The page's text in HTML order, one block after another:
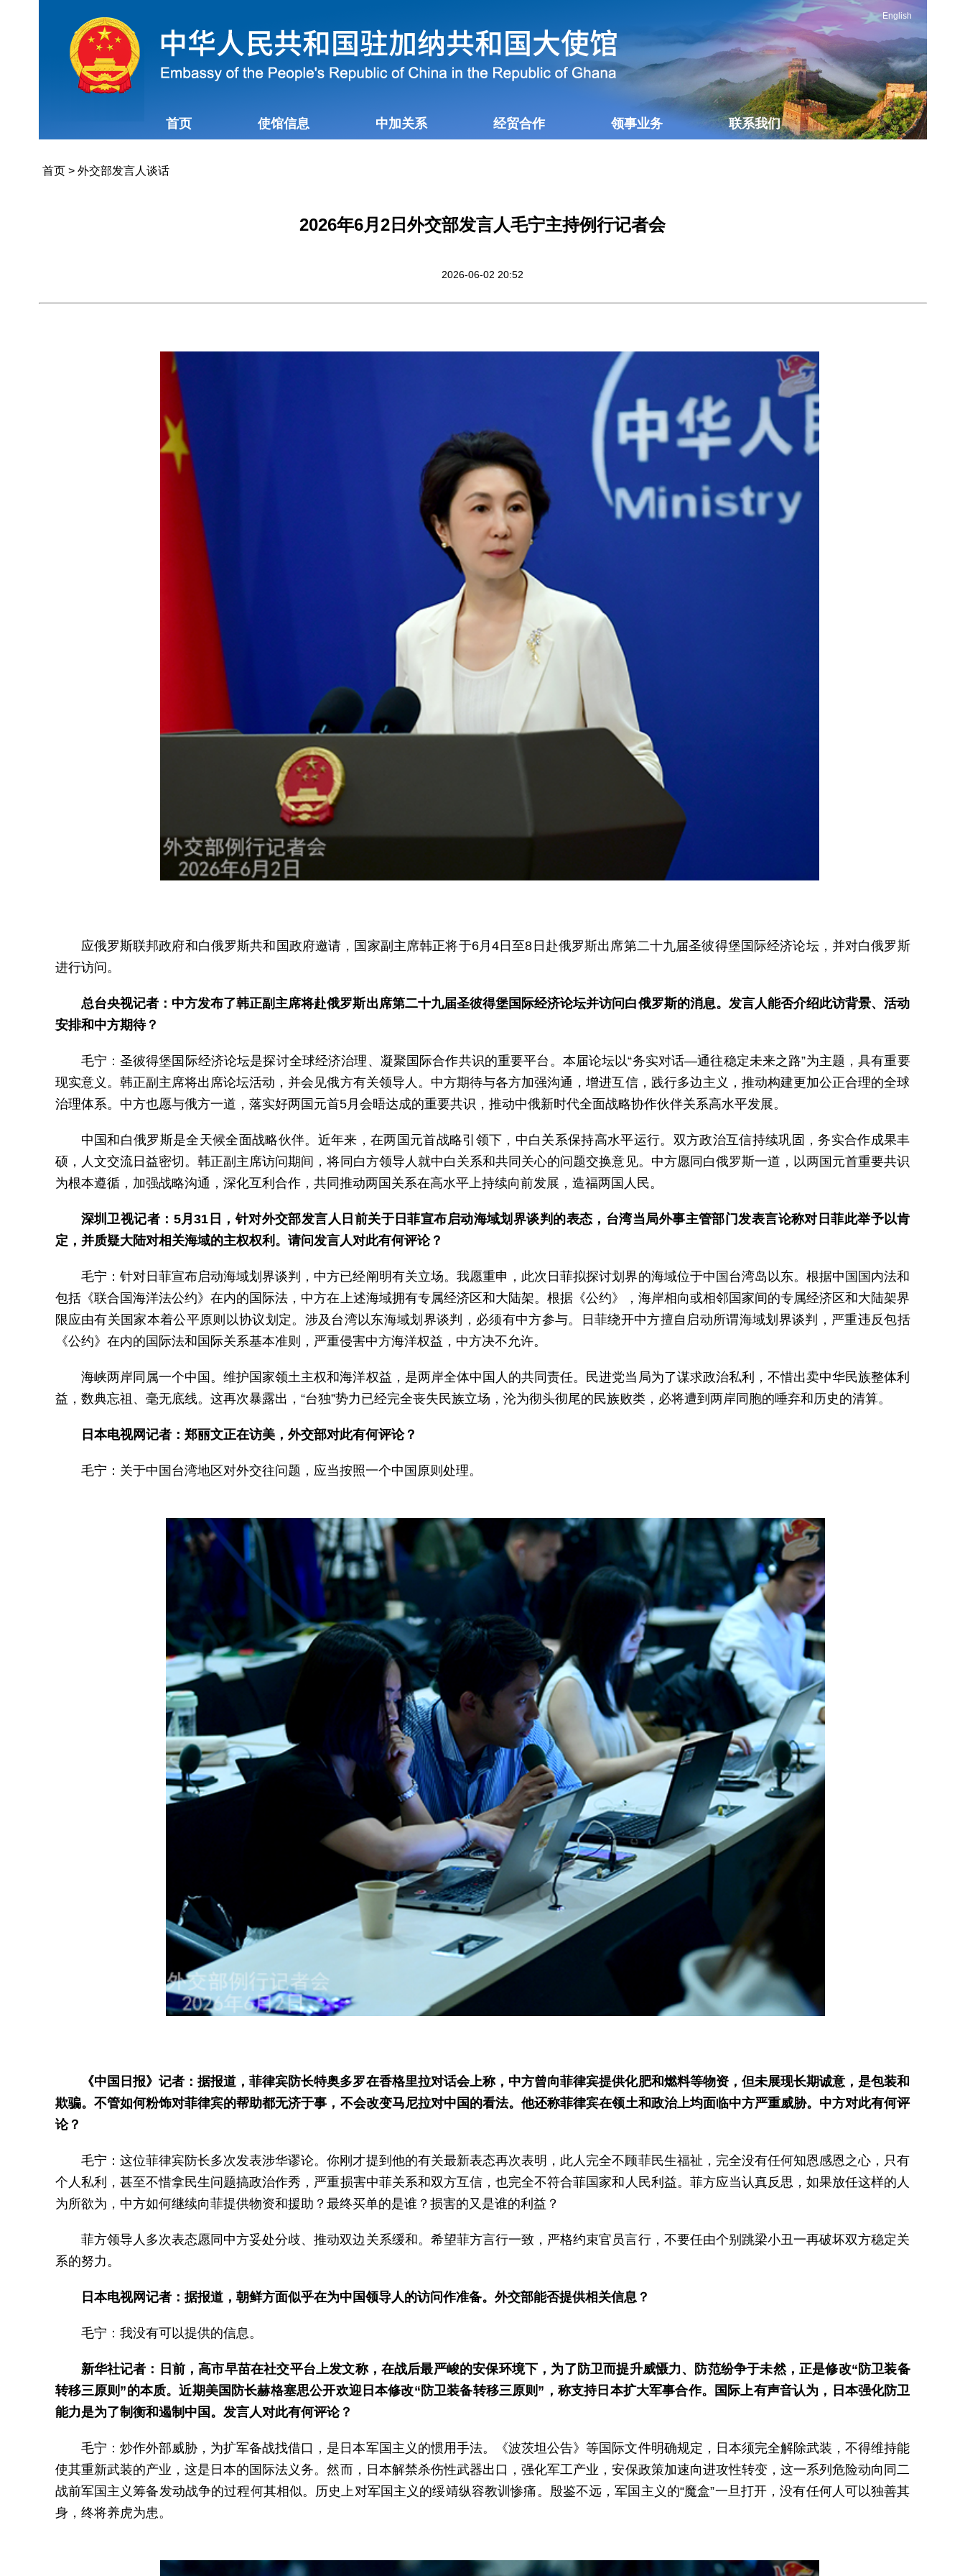
English
首页 使馆信息 中加关系 经贸合作 领事业务 联系我们
首页> 外交部发言人谈话
2026年6月2日外交部发言人毛宁主持例行记者会
2026-06-02 20:52
应俄罗斯联邦政府和白俄罗斯共和国政府邀请，国家副主席韩正将于6月4日至8日赴俄罗斯出席第二十九届圣彼得堡国际经济论坛，并对白俄罗斯
进行访问。
总台央视记者：中方发布了韩正副主席将赴俄罗斯出席第二十九届圣彼得堡国际经济论坛并访问白俄罗斯的消息。发言人能否介绍此访背景、活动
安排和中方期待？
毛宁：圣彼得堡国际经济论坛是探讨全球经济治理、凝聚国际合作共识的重要平台。本届论坛以“务实对话—通往稳定未来之路”为主题，具有重要
现实意义。韩正副主席将出席论坛活动，并会见俄方有关领导人。中方期待与各方加强沟通，增进互信，践行多边主义，推动构建更加公正合理的全球
治理体系。中方也愿与俄方一道，落实好两国元首5月会晤达成的重要共识，推动中俄新时代全面战略协作伙伴关系高水平发展。
中国和白俄罗斯是全天候全面战略伙伴。近年来，在两国元首战略引领下，中白关系保持高水平运行。双方政治互信持续巩固，务实合作成果丰
硕，人文交流日益密切。韩正副主席访问期间，将同白方领导人就中白关系和共同关心的问题交换意见。中方愿同白俄罗斯一道，以两国元首重要共识
为根本遵循，加强战略沟通，深化互利合作，共同推动两国关系在高水平上持续向前发展，造福两国人民。
深圳卫视记者：5月31日，针对外交部发言人日前关于日菲宣布启动海域划界谈判的表态，台湾当局外事主管部门发表言论称对日菲此举予以肯
定，并质疑大陆对相关海域的主权权利。请问发言人对此有何评论？
毛宁：针对日菲宣布启动海域划界谈判，中方已经阐明有关立场。我愿重申，此次日菲拟探讨划界的海域位于中国台湾岛以东。根据中国国内法和
包括《联合国海洋法公约》在内的国际法，中方在上述海域拥有专属经济区和大陆架。根据《公约》，海岸相向或相邻国家间的专属经济区和大陆架界
限应由有关国家本着公平原则以协议划定。涉及台湾以东海域划界谈判，必须有中方参与。日菲绕开中方擅自启动所谓海域划界谈判，严重违反包括
《公约》在内的国际法和国际关系基本准则，严重侵害中方海洋权益，中方决不允许。
海峡两岸同属一个中国。维护国家领土主权和海洋权益，是两岸全体中国人的共同责任。民进党当局为了谋求政治私利，不惜出卖中华民族整体利
益，数典忘祖、毫无底线。这再次暴露出，“台独”势力已经完全丧失民族立场，沦为彻头彻尾的民族败类，必将遭到两岸同胞的唾弃和历史的清算。
日本电视网记者：郑丽文正在访美，外交部对此有何评论？
毛宁：关于中国台湾地区对外交往问题，应当按照一个中国原则处理。
《中国日报》记者：据报道，菲律宾防长特奥多罗在香格里拉对话会上称，中方曾向菲律宾提供化肥和燃料等物资，但未展现长期诚意，是包装和
欺骗。不管如何粉饰对菲律宾的帮助都无济于事，不会改变马尼拉对中国的看法。他还称菲律宾在领土和政治上均面临中方严重威胁。中方对此有何评
论？
毛宁：这位菲律宾防长多次发表涉华谬论。你刚才提到他的有关最新表态再次表明，此人完全不顾菲民生福祉，完全没有任何知恩感恩之心，只有
个人私利，甚至不惜拿民生问题搞政治作秀，严重损害中菲关系和双方互信，也完全不符合菲国家和人民利益。菲方应当认真反思，如果放任这样的人
为所欲为，中方如何继续向菲提供物资和援助？最终买单的是谁？损害的又是谁的利益？
菲方领导人多次表态愿同中方妥处分歧、推动双边关系缓和。希望菲方言行一致，严格约束官员言行，不要任由个别跳梁小丑一再破坏双方稳定关
系的努力。
日本电视网记者：据报道，朝鲜方面似乎在为中国领导人的访问作准备。外交部能否提供相关信息？
毛宁：我没有可以提供的信息。
新华社记者：日前，高市早苗在社交平台上发文称，在战后最严峻的安保环境下，为了防卫而提升威慑力、防范纷争于未然，正是修改“防卫装备
转移三原则”的本质。近期美国防长赫格塞思公开欢迎日本修改“防卫装备转移三原则”，称支持日本扩大军事合作。国际上有声音认为，日本强化防卫
能力是为了制衡和遏制中国。发言人对此有何评论？
毛宁：炒作外部威胁，为扩军备战找借口，是日本军国主义的惯用手法。《波茨坦公告》等国际文件明确规定，日本须完全解除武装，不得维持能
使其重新武装的产业，这是日本的国际法义务。然而，日本解禁杀伤性武器出口，强化军工产业，安保政策加速向进攻性转变，这一系列危险动向同二
战前军国主义筹备发动战争的过程何其相似。历史上对军国主义的绥靖纵容教训惨痛。殷鉴不远，军国主义的“魔盒”一旦打开，没有任何人可以独善其
身，终将养虎为患。